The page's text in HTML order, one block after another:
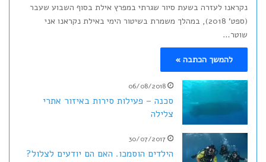
נקראנו לעזרה בשעת סיור שגרתי במפרץ אילת בסוף השבוע שעבר
(ספט' 2018), במהלך משמרת בשיטור הימי באילת נקראנו אני
שוטר…
להמשך הכתבה »
06/08/2018
סכנה – פעילות סירות באיזור אתרי
צלילה
30/07/2017
הילדים הוסמכו. האם הם יודעים לצלול?